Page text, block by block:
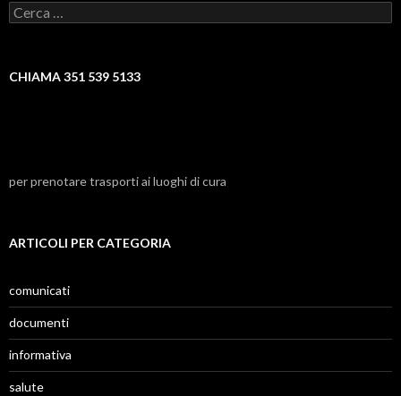
Ricerca
per:
CHIAMA 351 539 5133
per prenotare trasporti ai luoghi di cura
ARTICOLI PER CATEGORIA
comunicati
documenti
informativa
salute